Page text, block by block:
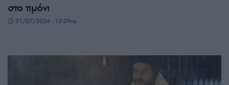
στο τιμόνι
31/07/2026 - 12:09πμ